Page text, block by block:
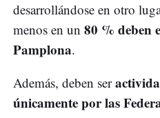
desarrollándose en otro
menos en un 80 % deben
Pamplona.
Además, deben ser
únicamente por las